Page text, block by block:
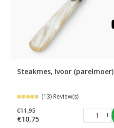
Steakmes, Ivoor (parelmoer)
(13) Review(s)
€11,95
€10,75 +
-